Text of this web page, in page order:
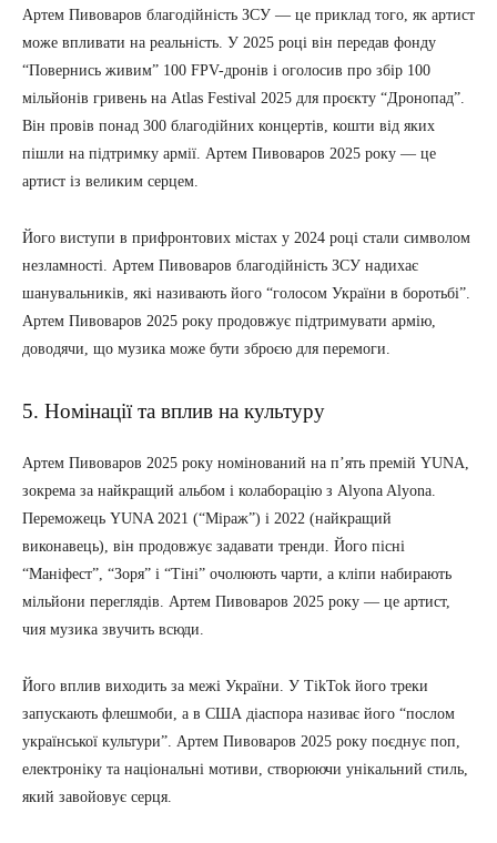
Артем Пивоваров благодійність ЗСУ — це приклад того, як артист
може впливати на реальність. У 2025 році він передав фонду
“Повернись живим” 100 FPV-дронів і оголосив про збір 100
мільйонів гривень на Atlas Festival 2025 для проєкту “Дронопад”.
Він провів понад 300 благодійних концертів, кошти від яких
пішли на підтримку армії. Артем Пивоваров 2025 року — це
артист із великим серцем.
Його виступи в прифронтових містах у 2024 році стали символом
незламності. Артем Пивоваров благодійність ЗСУ надихає
шанувальників, які називають його “голосом України в боротьбі”.
Артем Пивоваров 2025 року продовжує підтримувати армію,
доводячи, що музика може бути зброєю для перемоги.
5. Номінації та вплив на культуру
Артем Пивоваров 2025 року номінований на п’ять премій YUNA,
зокрема за найкращий альбом і колаборацію з Alyona Alyona.
Переможець YUNA 2021 (“Міраж”) і 2022 (найкращий
виконавець), він продовжує задавати тренди. Його пісні
“Маніфест”, “Зоря” і “Тіні” очолюють чарти, а кліпи набирають
мільйони переглядів. Артем Пивоваров 2025 року — це артист,
чия музика звучить всюди.
Його вплив виходить за межі України. У TikTok його треки
запускають флешмоби, а в США діаспора називає його “послом
української культури”. Артем Пивоваров 2025 року поєднує поп,
електроніку та національні мотиви, створюючи унікальний стиль,
який завойовує серця.